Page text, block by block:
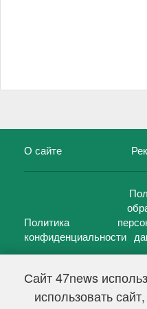
Сайт 47news
использовать
О сайте
Политика
конфиденциальности
47 новостей (47 news)2005